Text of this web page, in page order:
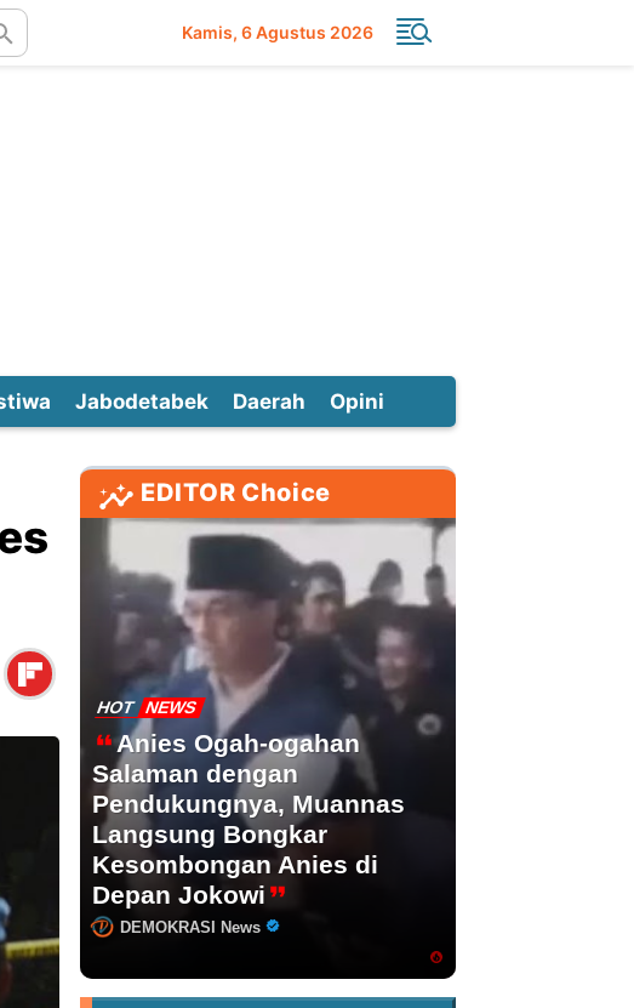
Kamis 6 Agustus 2026
Jabodetabek Daerah Opini
EDITOR Choice
HOT NEWS
Anies Ogah-ogahan
Salaman dengan
Pendukungnya, Muannas
Langsung Bongkar
Kesombongan Anies di
Depan Jokowi
DEMOKRASI News